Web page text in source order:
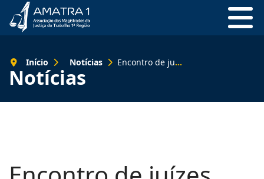
Notícias
Início Notícias Encontro de juízes negros celebra 10 anos do Estatuto da Igualdade Racial